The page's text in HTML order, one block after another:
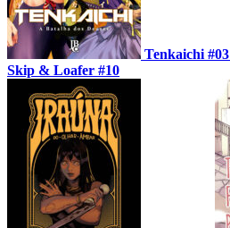
Tenkaichi #03
Skip & Loafer #10